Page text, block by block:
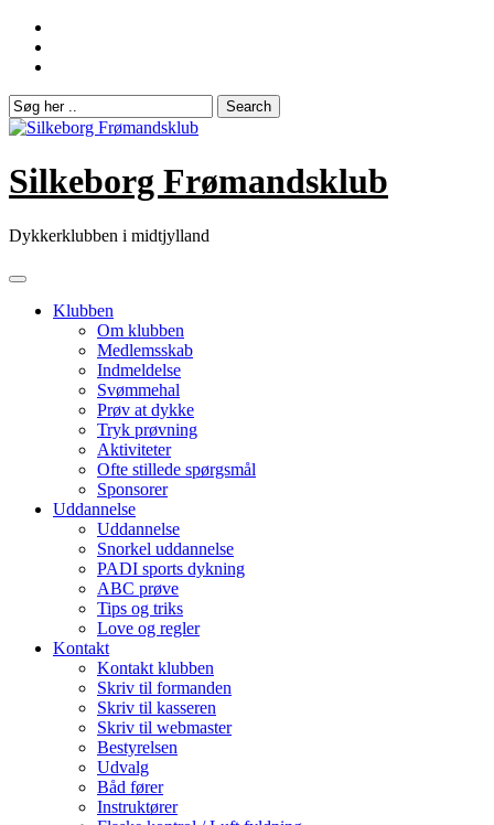
Skip
content
Silkeborg Frømandsklub
Dykkerklubben i midtjylland
Klubben
Om klubben
Medlemsskab
Indmeldelse
Svømmehal
Prøv at dykke
Tryk prøvning
Aktiviteter
Ofte stillede spørgsmål
Sponsorer
Uddannelse
Uddannelse
Snorkel uddannelse
PADI sports dykning
ABC prøve
Tips og triks
Love og regler
Kontakt
Kontakt klubben
Skriv til formanden
Skriv til kasseren
Skriv til webmaster
Bestyrelsen
Udvalg
Båd fører
Instruktører